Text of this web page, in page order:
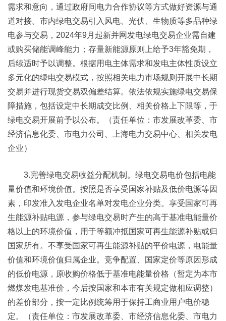
需求和意向，通过政府间电力合作协议等方式做好资源与通
道对接。市内绿电交易引入风电、光伏、生物质等多品种绿
电参与交易，2024年9月起新并网发电绿电交易企业需自建
或购买储能调峰能力；存量新能源原则上给予3年豁免期，
后续适时予以调整。根据用电主体需求和发电主体性质设立
多元化的绿电交易模式，按照相关电力市场规则开展中长期
交易并进行现货交易双偏差结算。依法依规实施绿电交易保
障措施，包括设定中长期成交比例、相关价格上下限等，于
绿电交易开展前予以公布。（责任单位：市发展改革委、市
经济信息化委、市电力公司、上海电力交易中心、相关发电
企业）
3.完善绿电交易收益分配机制。绿电交易电价包括电能
量价值和环境价值。按照是否享受国家补贴及低价电源等因
素，印发准入发电企业名单对发电企业分类。享受国家可再
生能源补贴电源，参与绿电交易时产生的高于基准电能量价
格以上的环境价值，用于等额冲抵国家可再生能源补贴或归
国家所有。不享受国家可再生能源补贴的平价电源，电能量
价值和环境价值归属企业。竞争配置、国家定价等原因形成
的低价电源，原收购价格低于基准电能量价格（暂定为本市
燃煤发电基准价，今后按国家和本市有关规定做相应调整）
的差价部分，按一定比例统筹用于保持工商业用户电价稳
定。（责任单位：市发展改革委、市经济信息化委、市电力